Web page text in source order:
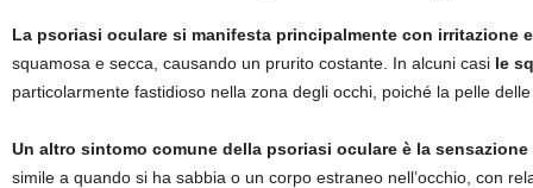
La psoriasi oculare si manifesta principalmente con irritazione
squamosa e secca, causando un prurito costante. In alcuni casi le
particolarmente fastidioso nella zona degli occhi, poiché la pelle
Un altro sintomo comune della psoriasi oculare è la
simile a quando si ha sabbia o un corpo estraneo nell’occhio, con